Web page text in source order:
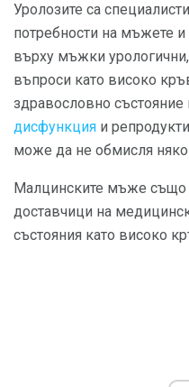
Уролозите са
потребности на мъжете и
върху мъжки
въпроси като високо
здравословно състояние
дисфункция и
може да не обмисля
Малцинските мъже също
доставчици на
състояния като високо